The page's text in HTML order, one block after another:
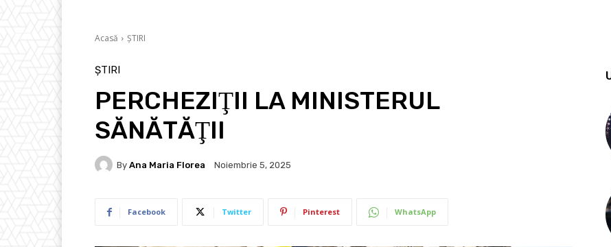
Acasă ȘTIRI
ȘTIRI
PERCHEZIŢII LA MINISTERUL
SĂNĂTĂŢII
By Ana Maria Florea Noiembrie 5, 2025
Facebook Twitter Pinterest WhatsApp